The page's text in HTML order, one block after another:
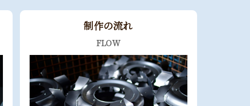
制作の流れ
FLOW